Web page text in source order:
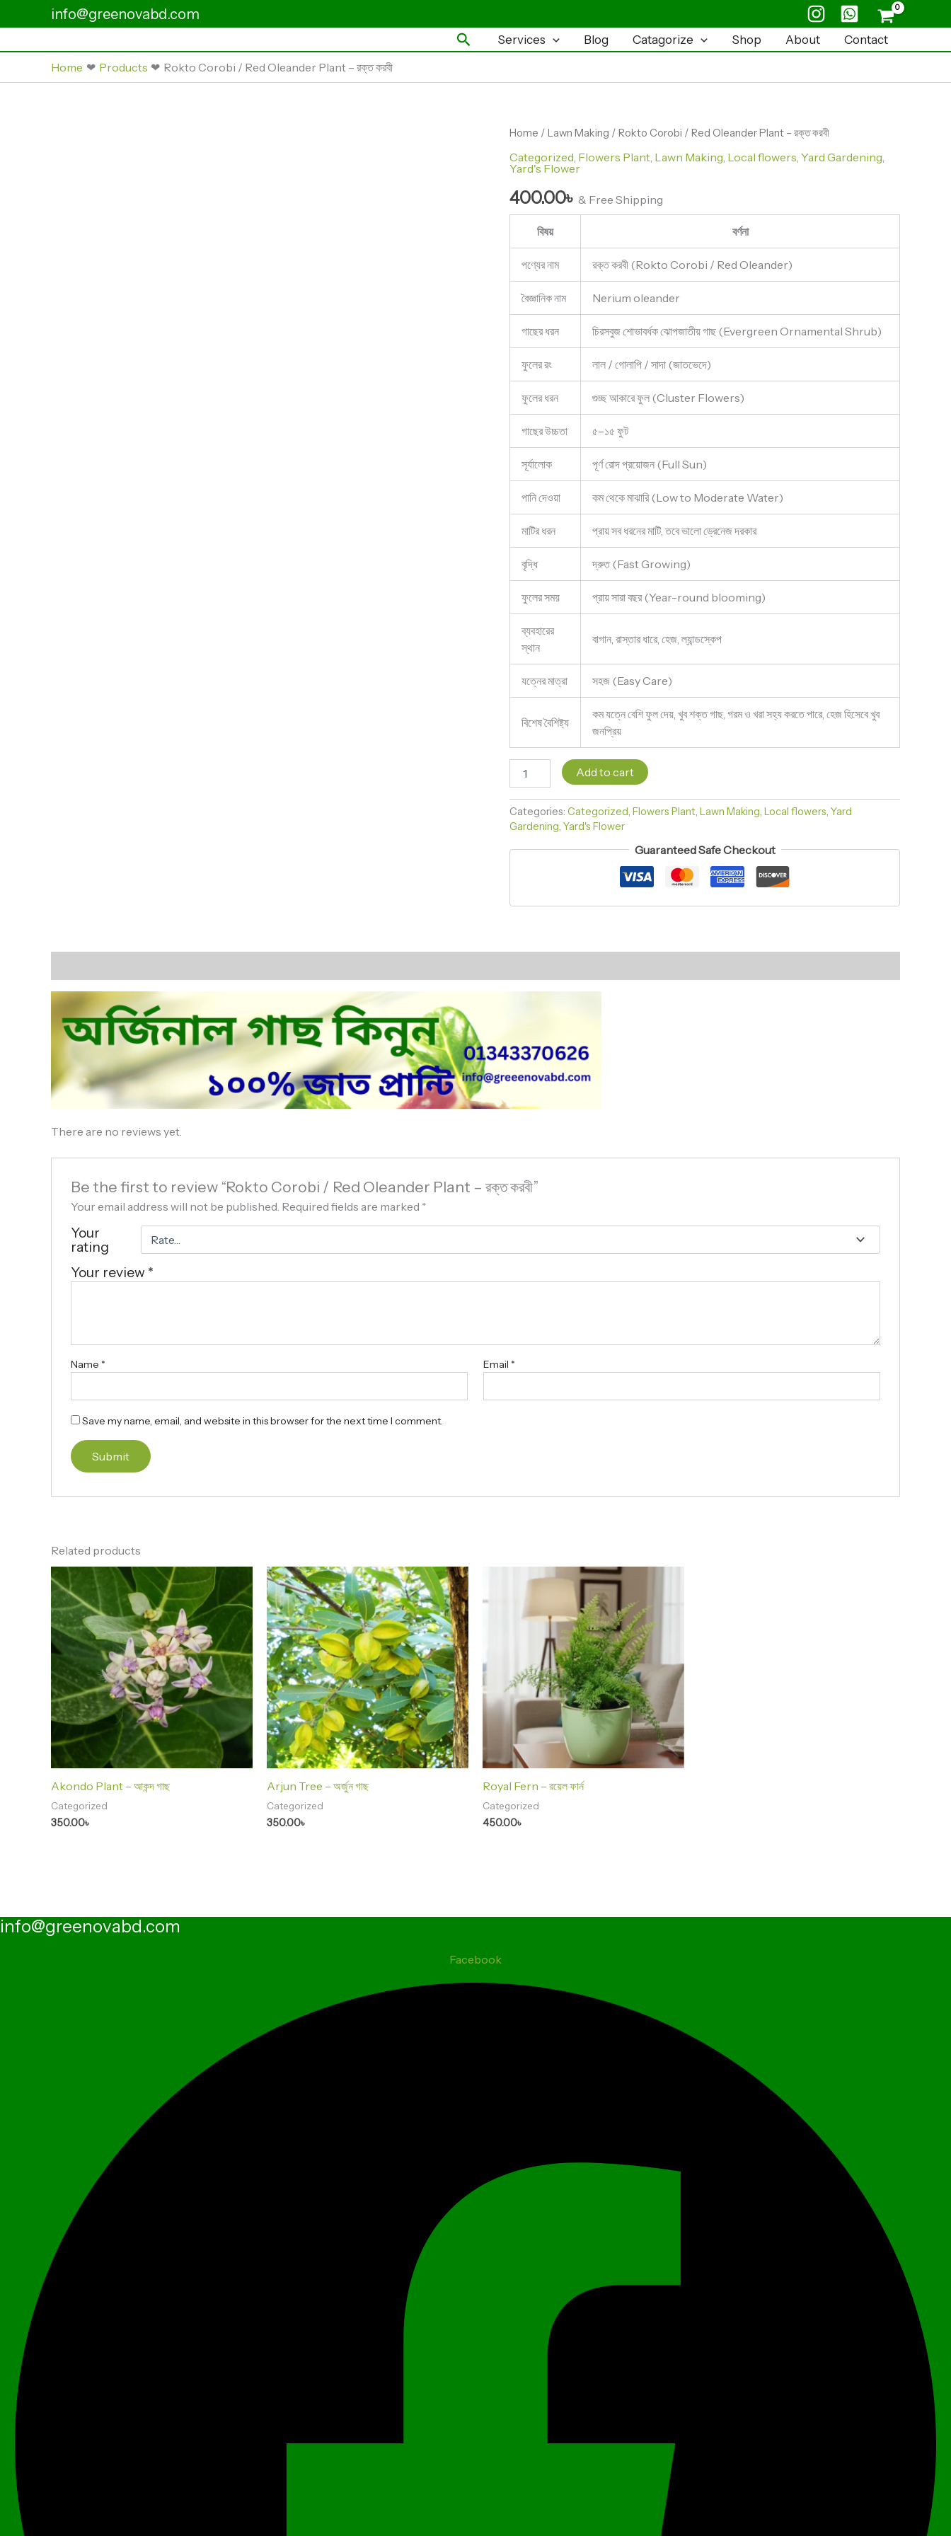
to
info@greenovabd.com
SearchServices Blog Catagorize Shop About
Contact
Home
Products Rokto Corobi / Red Oleander Plant – রক্ত করবী
Home / Lawn Making / Rokto Corobi / Red Oleander Plant – রক্ত করবী
Categorized, Flowers Plant, Lawn Making, Local flowers, Yard Gardening,
Yard's Flower
400.00৳ & Free Shipping
বিষয় বর্ণনা
পণ্যের নাম রক্ত করবী (Rokto Corobi / Red Oleander)
বৈজ্ঞানিক নাম Nerium oleander
গাছের ধরন চিরসবুজ শোভাবর্ধক ঝোপজাতীয় গাছ (Evergreen Ornamental Shrub)
ফুলের রং লাল / গোলাপি / সাদা (জাতভেদে)
ফুলের ধরন গুচ্ছ আকারে ফুল (Cluster Flowers)
গাছের উচ্চতা ৫–১৫ ফুট
সূর্যালোক পূর্ণ রোদ প্রয়োজন (Full Sun)
পানি দেওয়া কম থেকে মাঝারি (Low to Moderate Water)
মাটির ধরন প্রায় সব ধরনের মাটি, তবে ভালো ড্রেনেজ দরকার
বৃদ্ধি দ্রুত (Fast Growing)
ফুলের সময় প্রায় সারা বছর (Year-round blooming)
ব্যবহারের
স্থান
বাগান, রাস্তার ধারে, হেজ, ল্যান্ডস্কেপ
যত্নের মাত্রা সহজ (Easy Care)
বিশেষ বৈশিষ্ট্য
কম যত্নে বেশি ফুল দেয়, খুব শক্ত গাছ, গরম ও খরা সহ্য করতে পারে, হেজ হিসেবে খুব
জনপ্রিয়
Rokto
/
Red
Oleander
Plant
-
করবী
quantity
Add to cart
Categories: Categorized, Flowers Plant, Lawn Making, Local flowers, Yard
Gardening, Yard's Flower
Guaranteed Safe Checkout
There are no reviews yet.
Be the first to review “Rokto Corobi / Red Oleander Plant – রক্ত করবী”
Your email address will not be published. Required fields are marked *
Your
rating
Your review *
Name * Email *
Save my name, email, and website in this browser for the next time I comment.
Related products
Akondo Plant – আকন্দ গাছ
Categorized
350.00৳
Arjun Tree – অর্জুন গাছ
Categorized
350.00৳
Royal Fern – রয়েল ফার্ন
Categorized
450.00৳
info@greenovabd.com
Facebook
Plant
-
রক্ত
quantity